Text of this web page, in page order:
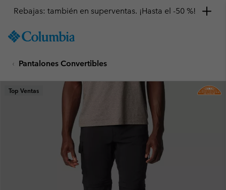
TO
SKIP
MAIN
NAV
Rebajas: también en superventas. ¡Hasta el -50 %!
Pantalones Convertibles
Top Ventas